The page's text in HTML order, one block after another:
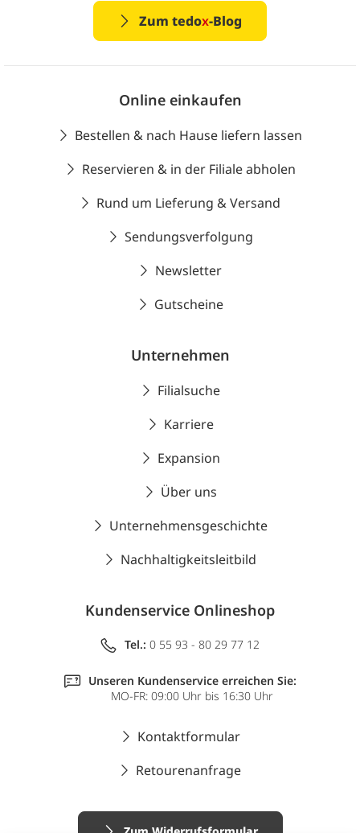
Zum tedox-Blog
Online einkaufen
Bestellen & nach Hause liefern lassen
Reservieren & in der Filiale abholen
Rund um Lieferung & Versand
Sendungsverfolgung
Newsletter
Gutscheine
Unternehmen
Filialsuche
Karriere
Expansion
Über uns
Unternehmensgeschichte
Nachhaltigkeitsleitbild
Kundenservice Onlineshop
Tel.: 0 55 93 - 80 29 77 12
Unseren Kundenservice erreichen Sie:
MO-FR: 09:00 Uhr bis 16:30 Uhr
Kontaktformular
Retourenanfrage